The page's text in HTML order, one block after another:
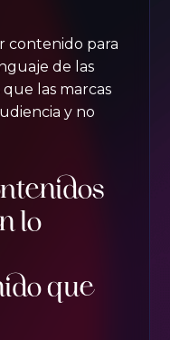
contenido para
de las
que las marcas
y no
lo
que